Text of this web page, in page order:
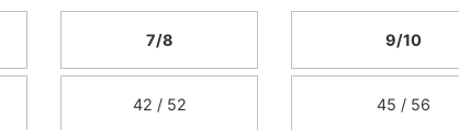
7/8 9/10
42 / 52 45 / 56